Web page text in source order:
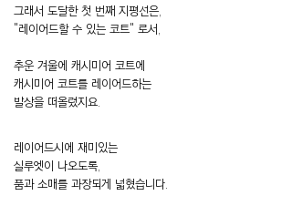
그래서 도달한 첫 번째 지평선은,
"레이어드할 수 있는 코트" 로서,
추운 겨울에 캐시미어 코트에
캐시미어 코트를 레이어드하는
발상을 떠올렸지요.
레이어드시에 재미있는
실루엣이 나오도록,
품과 소매를 과장되게 넓혔습니다.